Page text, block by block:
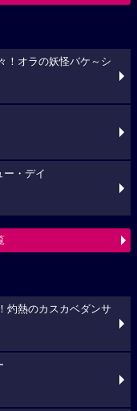
！オラの妖怪バケ～シ
ー・デイ
灼熱のカスカベダンサ